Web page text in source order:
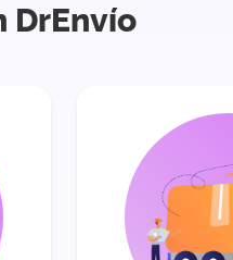
DrEnvío